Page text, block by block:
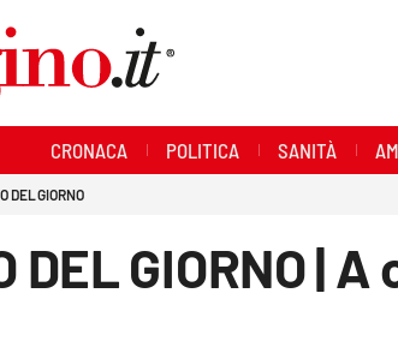
CRONACA POLITICA SANITÀ
DEL GIORNO
DEL GIORNO |